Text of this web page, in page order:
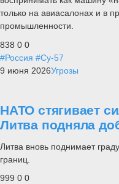
только на авиасалонах и в
промышленности.
838 0 0
#Россия #Су-57
9 июня 2026Угрозы
НАТО стягивает
Литва подняла
Литва вновь поднимает
границ.
999 0 0